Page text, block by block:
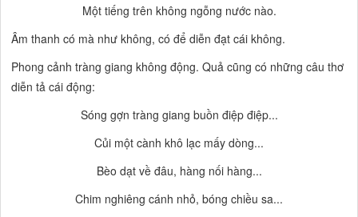
Một tiếng trên không ngỗng nước nào.
Âm thanh có mà như không,có để diễn đạt cáikhông.
Phong cảnhtràng giang không động. Quả cũng có những câu thơ
diễn tả cái động:
Sóng gợn tràng giang buồn điệp điệp...
Củi một cành khô lạc mấy dòng...
Bèo dạt về đâu, hàng nối hàng...
Chim nghiêng cánh nhỏ, bóng chiều sa...